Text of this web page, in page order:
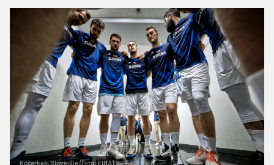
Košarkaši Slovenije (Foto: FIBA)